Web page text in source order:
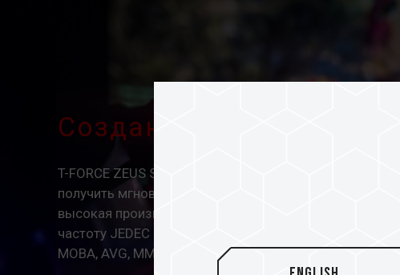
Создана для игр
T-FORCE ZEUS SO-DIMM DDR4 — лучший выбор для
получить мгновенный прирост производительности.
высокая производительность, которая
частоту JEDEC 3200 МГц, позволяют полностью
MOBA, AVG, MMORPG и RTS.